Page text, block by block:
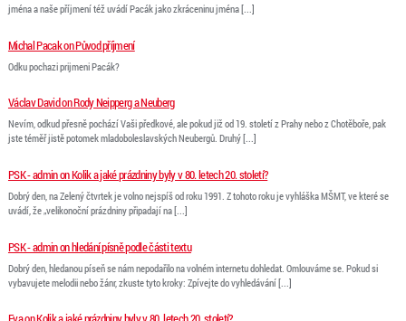
jména a naše příjmení též uvádí Pacák jako zkráceninu jména [...]
Michal Pacak on Původ příjmení
Odku pochazi prijmeni Pacák?
Václav David on Rody Neipperg a Neuberg
Nevím, odkud přesně pochází Vaši předkové, ale pokud již od 19. století z Prahy nebo z Chotěboře, pak
jste téměř jistě potomek mladoboleslavských Neubergů. Druhý [...]
PSK - admin on Kolik a jaké prázdniny byly v 80. letech 20. století?
Dobrý den, na Zelený čtvrtek je volno nejspíš od roku 1991. Z tohoto roku je vyhláška MŠMT, ve které se
uvádí, že „velikonoční prázdniny připadají na [...]
PSK - admin on hledání písně podle části textu
Dobrý den, hledanou píseň se nám nepodařilo na volném internetu dohledat. Omlouváme se. Pokud si
vybavujete melodii nebo žánr, zkuste tyto kroky: Zpívejte do vyhledávání [...]